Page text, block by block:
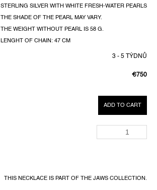
€750
PRICE:
3 - 5 TÝDNŮ
ADD TO CART
STERLING SILVER WITH WHITE FRESH-WATER PEARLS
THE SHADE OF THE PEARL MAY VARY.
THE WEIGHT WITHOUT PEARL IS 58 G.
LENGHT OF CHAIN: 47 CM
THIS NECKLACE IS PART OF THE JAWS COLLECTION.